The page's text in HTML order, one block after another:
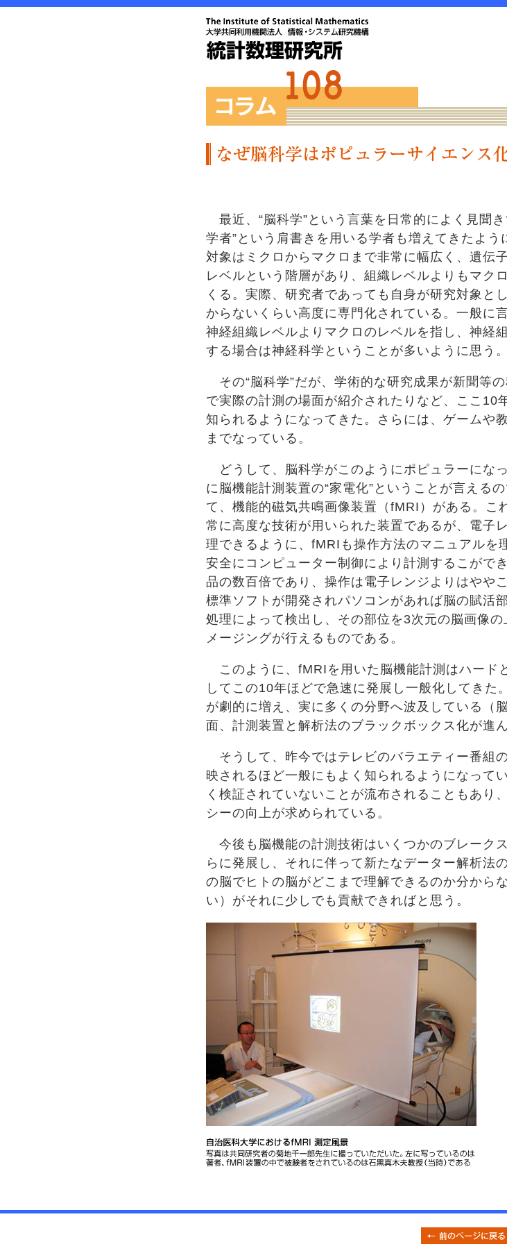
最近、“脳科学”という言葉を日常的によく見聞
学者”という肩書きを用いる学者も増えてきたよ
対象はミクロからマクロまで非常に幅広く、遺伝
レベルという階層があり、組織レベルよりもマク
くる。実際、研究者であっても自身が研究対象と
からないくらい高度に専門化されている。一般に
神経組織レベルよりマクロのレベルを指し、神経
する場合は神経科学ということが多いように思う。
その“脳科学”だが、学術的な研究成果が新聞等
で実際の計測の場面が紹介されたりなど、ここ10
知られるようになってきた。さらには、ゲームや
までなっている。
どうして、脳科学がこのようにポピュラーにな
に脳機能計測装置の“家電化”ということが言える
て、機能的磁気共鳴画像装置（fMRI）がある。こ
常に高度な技術が用いられた装置であるが、電子
理できるように、fMRIも操作方法のマニュアルを
安全にコンピューター制御により計測するこがで
品の数百倍であり、操作は電子レンジよりはやや
標準ソフトが開発されパソコンがあれば脳の賦活
処理によって検出し、その部位を3次元の脳画像
メージングが行えるものである。
このように、fMRIを用いた脳機能計測はハード
してこの10年ほどで急速に発展し一般化してきた
が劇的に増え、実に多くの分野へ波及している（
面、計測装置と解析法のブラックボックス化が進
そうして、昨今ではテレビのバラエティー番組
映されるほど一般にもよく知られるようになって
く検証されていないことが流布されることもあり
シーの向上が求められている。
今後も脳機能の計測技術はいくつかのブレーク
らに発展し、それに伴って新たなデーター解析法
の脳でヒトの脳がどこまで理解できるのか分から
い）がそれに少しでも貢献できればと思う。